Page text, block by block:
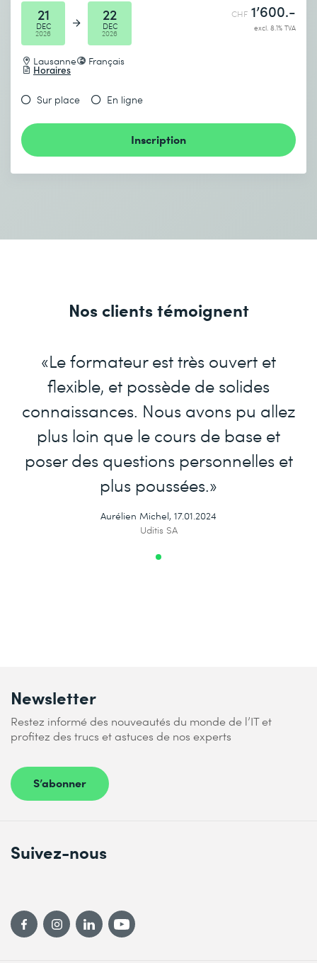
21
DEC
2026
22
DEC
2026
Lausanne Français
Horaires
CHF 1’600.-
excl. 8.1% TVA
Sur place En ligne
Inscription
Nos clients témoignent
«Le formateur est très ouvert et
flexible, et possède de solides
connaissances. Nous avons pu allez
plus loin que le cours de base et
poser des questions personnelles et
plus poussées.»
Aurélien Michel, 17.01.2024
Uditis SA
Newsletter
Restez informé des nouveautés du monde de l’IT et
profitez des trucs et astuces de nos experts
S’abonner
Suivez-nous